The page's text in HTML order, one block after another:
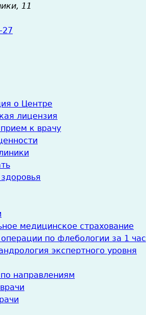
11
27
о Центре
лицензия
к врачу
медицинское страхование
по флебологии за 1 час
экспертного уровня
направлениям